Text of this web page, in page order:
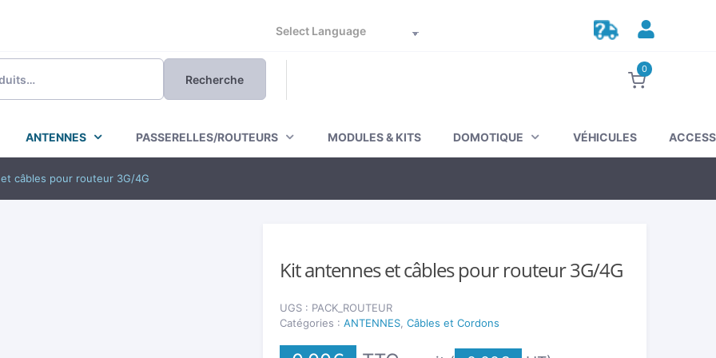
Suivez votre commande
Mon compte
Recherche
0
ANTENNES PASSERELLES/ROUTEURS MODULES & KITS DOMOTIQUE VÉHICULES
câbles pour routeur 3G/4G
Kit antennes et câbles pour routeur 3G/4G
UGS : PACK_ROUTEUR
Catégories :ANTENNES ,Câbles et Cordons